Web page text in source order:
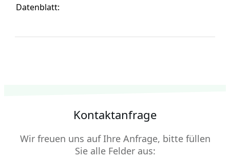
Datenblatt:
Kontaktanfrage
Wir freuen uns auf Ihre Anfrage, bitte füllen
Sie alle Felder aus: